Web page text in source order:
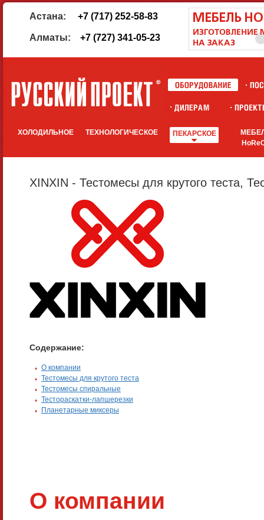
Астана: +7 (717) 252-58-83
Алматы: +7 (727) 341-05-23
ХОЛОДИЛЬНОЕ ТЕХНОЛОГИЧЕСКОЕ ПЕКАРСКОЕ
XINXIN - Тестомесы для крутого теста,
Содержание:
О компании
Тестомесы для крутого теста
Тестомесы спиральные
Тестораскатки-лапшерезки
Планетарные миксеры
О компании